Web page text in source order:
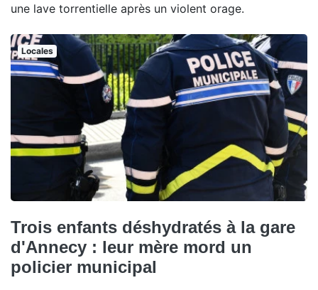
une lave torrentielle après un violent orage.
Locales
Trois enfants déshydratés à la gare
d'Annecy : leur mère mord un
policier municipal